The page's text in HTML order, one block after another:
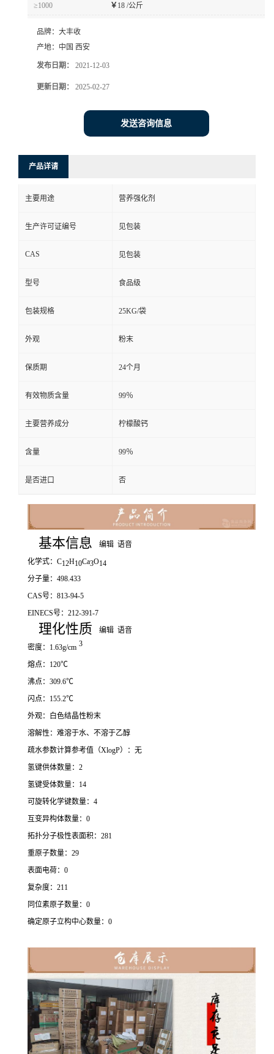
≥1000 ￥18 /公斤
品牌： 大丰收
产地： 中国 西安
发布日期： 2021-12-03
更新日期： 2025-02-27
发送咨询信息
产品详请
主要用途 营养强化剂
生产许可证编号 见包装
CAS 见包装
型号 食品级
包装规格 25KG/袋
外观 粉末
保质期 24个月
有效物质含量 99％
主要营养成分 柠檬酸钙
含量 99％
是否进口 否
基本信息 编辑 语音
化学式：C12H10Ca3O14
分子量：498.433
CAS号：813-94-5
EINECS号：212-391-7
理化性质 编辑 语音
密度：1.63g/cm 3
熔点：120℃
沸点：309.6℃
闪点：155.2℃
外观：白色结晶性粉末
溶解性：难溶于水、不溶于乙醇
疏水参数计算参考值（XlogP）：无
氢键供体数量：2
氢键受体数量：14
可旋转化学键数量：4
互变异构体数量：0
拓扑分子极性表面积：281
重原子数量：29
表面电荷：0
复杂度：211
同位素原子数量：0
确定原子立构中心数量：0